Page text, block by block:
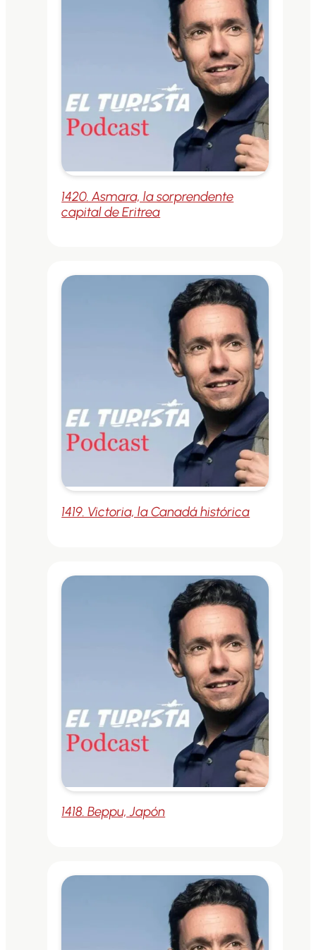
1420. Asmara, la sorprendente
capital de Eritrea
1419. Victoria, la Canadá histórica
1418. Beppu, Japón